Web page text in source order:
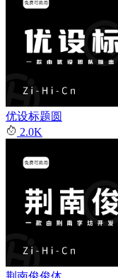
优设标题圆
2.0K